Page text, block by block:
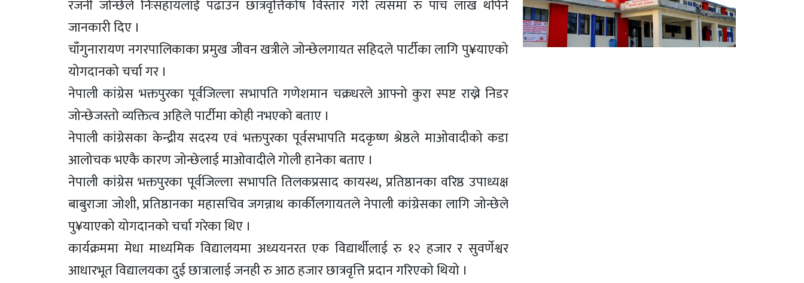
रजनी जोन्छेले निःसहायलाई पढाउन छात्रवृत्तिकोष विस्तार गरी त्यसमा रु पाँच लाख थपिने
जानकारी दिए ।
चाँगुनारायण नगरपालिकाका प्रमुख जीवन खत्रीले जोन्छेलगायत सहिदले पार्टीका लागि पु¥याएको
योगदानको चर्चा गर ।
नेपाली कांग्रेस भक्तपुरका पूर्वजिल्ला सभापति गणेशमान चक्रधरले आफ्नो कुरा स्पष्ट राख्ने निडर
जोन्छेजस्तो व्यक्तित्व अहिले पार्टीमा कोही नभएको बताए ।
नेपाली कांग्रेसका केन्द्रीय सदस्य एवं भक्तपुरका पूर्वसभापति मदकृष्ण श्रेष्ठले माओवादीको कडा
आलोचक भएकै कारण जोन्छेलाई माओवादीले गोली हानेका बताए ।
नेपाली कांग्रेस भक्तपुरका पूर्वजिल्ला सभापति तिलकप्रसाद कायस्थ, प्रतिष्ठानका वरिष्ठ उपाध्यक्ष
बाबुराजा जोशी, प्रतिष्ठानका महासचिव जगन्नाथ कार्कीलगायतले नेपाली कांग्रेसका लागि जोन्छेले
पु¥याएको योगदानको चर्चा गरेका थिए ।
कार्यक्रममा मेधा माध्यमिक विद्यालयमा अध्ययनरत एक विद्यार्थीलाई रु १२ हजार र सुवर्णेश्वर
आधारभूत विद्यालयका दुई छात्रालाई जनही रु आठ हजार छात्रवृत्ति प्रदान गरिएको थियो ।